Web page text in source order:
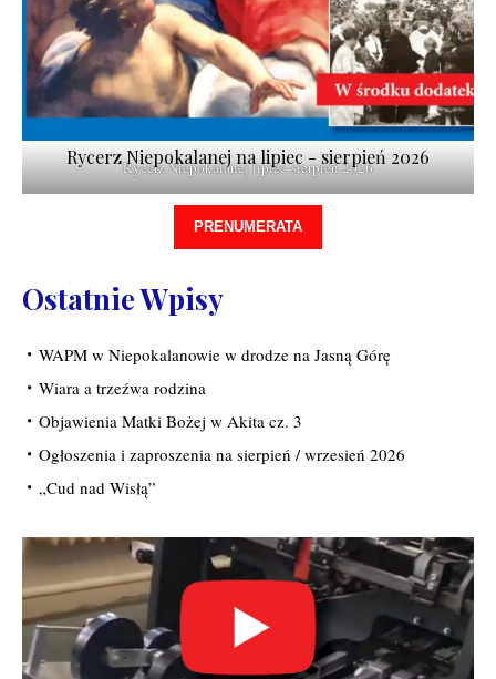
Rycerz Niepokalanej lipiec-sierpień 2026
Rycerz Niepokalanej na lipiec - sierpień 2026
PRENUMERATA
Ostatnie Wpisy
WAPM w Niepokalanowie w drodze na Jasną Górę
Wiara a trzeźwa rodzina
Objawienia Matki Bożej w Akita cz. 3
Ogłoszenia i zaproszenia na sierpień / wrzesień 2026
„Cud nad Wisłą”